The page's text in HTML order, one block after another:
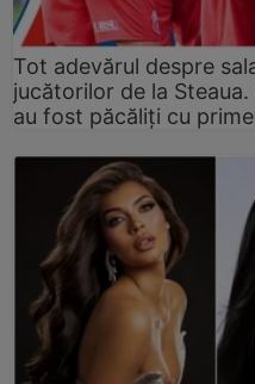
Tot adevărul despre
jucătorilor de la
au fost păcăliți cu